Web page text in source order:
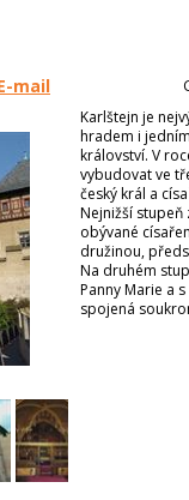
mail
Karlštejn je
hradem i
království. V
vybudovat ve
český král a
Nejnižší
obývané
družinou,
Na druhém
Panny Marie a
spojená